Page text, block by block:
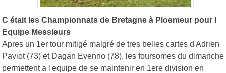
C était les Championnats de Bretagne à Ploemeur pour l
Equipe Messieurs
Apres un 1er tour mitigé malgré de tres belles cartes d'Adrien
Paviot (73) et Dagan Evenno (78), les foursomes du dimanche
permettent a l'equipe de se maintenir en 1ere division en